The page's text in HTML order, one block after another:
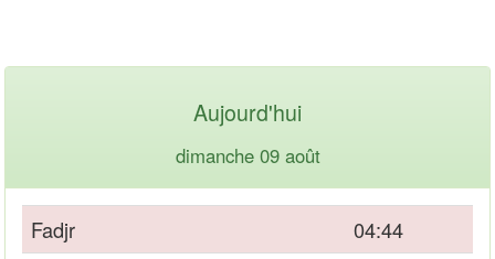
Aujourd'hui
dimanche 09 août
Fadjr
04:44